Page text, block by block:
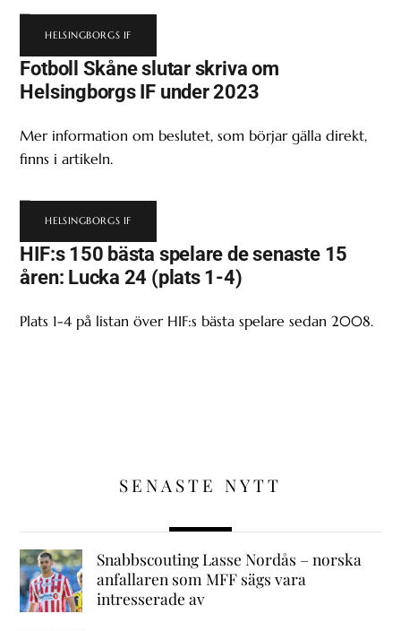
HELSINGBORGS IF
Fotboll Skåne slutar skriva om
Helsingborgs IF under 2023
Mer information om beslutet, som börjar gälla direkt,
finns i artikeln.
HELSINGBORGS IF
HIF:s 150 bästa spelare de senaste 15
åren: Lucka 24 (plats 1-4)
Plats 1-4 på listan över HIF:s bästa spelare sedan 2008.
SENASTE NYTT
Snabbscouting Lasse Nordås – norska
anfallaren som MFF sägs vara
intresserade av